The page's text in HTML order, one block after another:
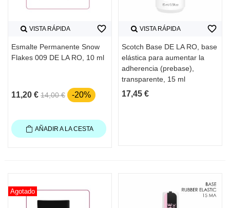
VISTA RÁPIDA
Esmalte Permanente Snow
Flakes 009 DE LA RO, 10 ml
11,20 € 14,00 € -20%
favorite_border
AÑADIR A LA CESTA
VISTA RÁPIDA
Scotch Base DE LA RO, base
elástica para aumentar la
adherencia (prebase),
transparente, 15 ml
17,45 €
favorite_border
Agotado